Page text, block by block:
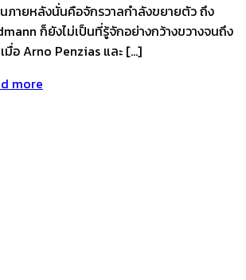
ภายหลังนั่นคือจักรวาลกำลังขยายตัว ถึง
ก็ยังไม่เป็นที่รู้จักอย่างกว้างขวางจนถึง
มื่อ Arno Penzias และ […]
more